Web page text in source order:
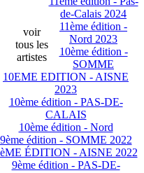
voir
tous les
artistes
de-Calais 2024
11ème édition -
Nord 2023
10ème édition -
SOMME
10EME EDITION - AISNE
2023
10ème édition - PAS-DE-
CALAIS
10ème édition - Nord
9ème édition - SOMME 2022
ÉDITION - AISNE 2022
9ème édition - PAS-DE-